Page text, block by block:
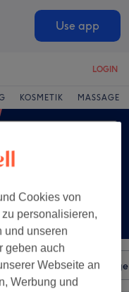
Use app
LOGIN
KOSMETIK MASSAGE
Salons
Cookies von
personalisieren,
und unseren
geben auch
Webseite an
Werbung und